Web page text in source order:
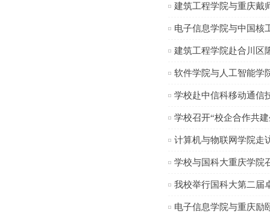
建筑工程学院与重庆戴
电子信息学院与中国核
建筑工程学院赴合川区
软件学院与人工智能学
学校赴中信科移动通信
学校召开“校企合作共
计算机与物联网学院走
学校与国科大重庆学院
我校举行国科大第二届
电子信息学院与重庆励